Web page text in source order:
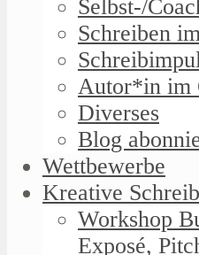
Selbst-/
Schreiben
Autor*in im
Diverses
Blog
Wettbewerbe
Kreative
Workshop
Exposé,